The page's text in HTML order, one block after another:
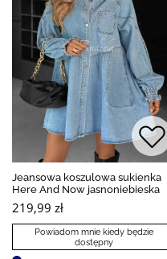
Jeansowa koszulowa sukienka
Here And Now jasnoniebieska
219,99 zł
Powiadom mnie kiedy będzie
dostępny